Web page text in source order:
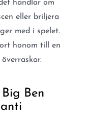
handlar om
eller briljera
med i spelet.
honom till en
Ben